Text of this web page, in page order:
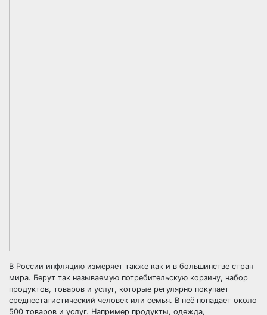
В России инфляцию измеряет также как и в большинстве стран
мира. Берут так называемую потребительскую корзину, набор
продуктов, товаров и услуг, которые регулярно покупает
среднестатистический человек или семья. В неё попадает около
500 товаров и услуг. Например продукты, одежда,